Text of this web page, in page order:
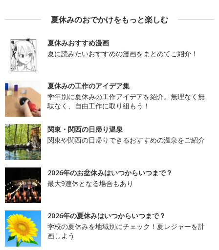
夏休みのおでかけをもっと楽しむ
夏休みおすすめ漫画
夏に読みたいおすすめの漫画をまとめてご紹介！
夏休みの工作のアイデア集
学年別に夏休みの工作アイデアを紹介。無理なく無
駄なく、自由工作に取り組もう！
関東・関西の日帰り温泉
関東や関西の日帰りできるおすすめの温泉をご紹介
2026年のお盆休みはいつからいつまで？
最大9連休となる場合もあり
2026年の夏休みはいつからいつまで？
学校の夏休みを地域別にチェック！夏レジャーを計
画しよう